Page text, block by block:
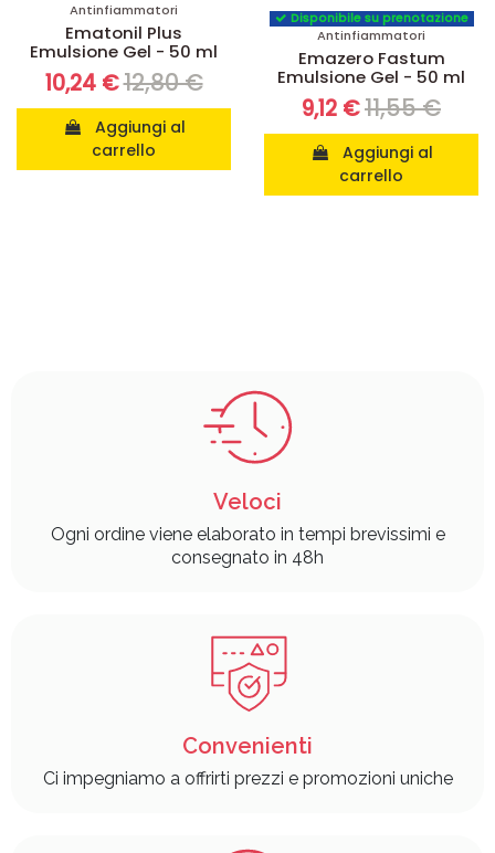
Antinfiammatori
Ematonil Plus
Emulsione Gel - 50 ml
10,24 €12,80 €
carrello
Disponibile su prenotazione
Antinfiammatori
Emazero Fastum
Emulsione Gel - 50 ml
9,12 €11,55 €
carrello
Veloci
Ogni ordine viene elaborato in tempi brevissimi e
consegnato in 48h
Convenienti
Ci impegniamo a offrirti prezzi e promozioni uniche